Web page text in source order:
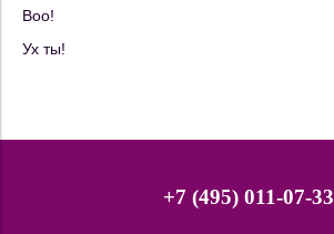
Boo!
Ух ты!
+7 (495) 011-07-33